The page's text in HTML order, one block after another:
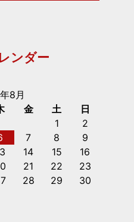
ンダー
8月
金 土
日
1
2
7 8
9
14 15
16
21 22
23
28 29
30